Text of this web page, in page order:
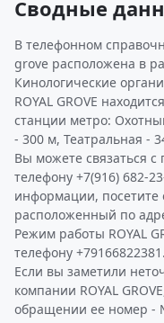
Сводные
В телефонном
grove расположена в
Кинологические
ROYAL GROVE
станции метро:
- 300 м, Театральная -
Вы можете связаться
телефону +7(916) 682-
информации, посетите
расположенный по
Режим работы ROYAL
телефону +79166822381.
Если вы заметили
компании ROYAL
обращении ее номер -